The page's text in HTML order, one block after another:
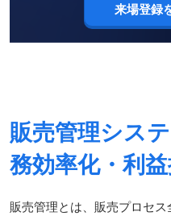
来場登録
販売管理シス
務効率化・利
販売管理とは、販売プロセ